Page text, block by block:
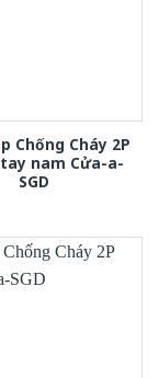
Chống Cháy 2P
nam Cửa-a-
SGD